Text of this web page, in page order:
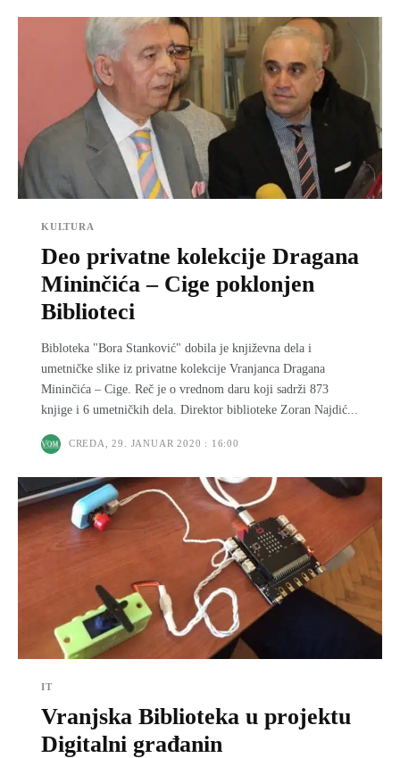
KULTURA
Deo privatne kolekcije Dragana
Mininčića – Cige poklonjen
Biblioteci
Bibloteka "Bora Stanković" dobila je književna dela i
umetničke slike iz privatne kolekcije Vranjanca Dragana
Mininčića – Cige. Reč je o vrednom daru koji sadrži 873
knjige i 6 umetničkih dela. Direktor biblioteke Zoran Najdić...
CREDA, 29. JANUAR 2020 : 16:00
IT
Vranjska Biblioteka u projektu
Digitalni građanin